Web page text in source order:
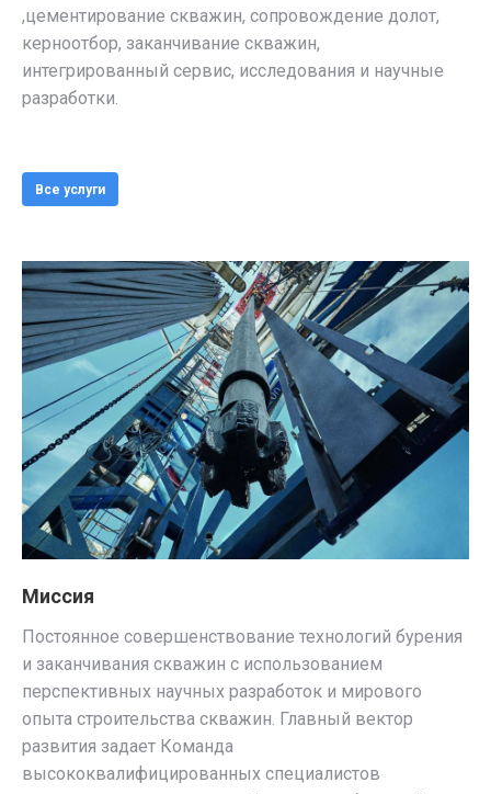
,цементирование скважин, сопровождение долот,
керноотбор, заканчивание скважин,
интегрированный сервис, исследования и научные
разработки.
Все услуги
Миссия
Постоянное совершенствование технологий бурения
и заканчивания скважин с использованием
перспективных научных разработок и мирового
опыта строительства скважин. Главный вектор
развития задает Команда
высококвалифицированных специалистов